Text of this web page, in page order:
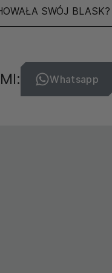
SWÓJ BLASK?
Whatsapp